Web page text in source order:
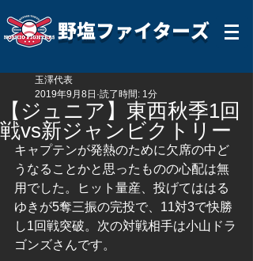
野塩ファイターズ
【ジュニア】東西秋季1回
戦vs新ジャンビクトリー
玉澤代表
2019年9月8日 読了時間: 1分
キャプテンが発熱のために欠席の中ど
うなることかと思ったものの心配は無
用でした。ヒット量産、投げてははる
ゆきが5奪三振の完投で、11対3で快勝
し1回戦突破。次の対戦相手は小山ドラ
ゴンズさんです。